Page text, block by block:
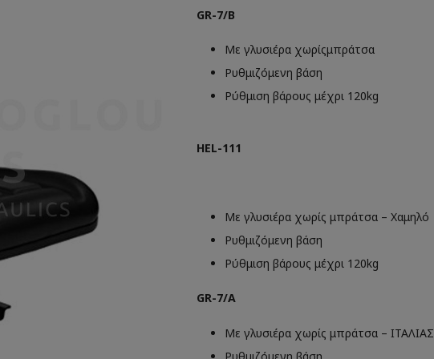
GR-7/B
Με γλυσιέρα χωρίςμπράτσα
Ρυθμιζόμενη βάση
Ρύθμιση βάρους μέχρι 120kg
HEL-111
Με γλυσιέρα χωρίς μπράτσα – Χαμηλό
Ρυθμιζόμενη βάση
Ρύθμιση βάρους μέχρι 120kg
GR-7/A
Με γλυσιέρα χωρίς μπράτσα – ΙΤΑΛΙΑΣ